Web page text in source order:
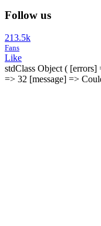
Follow us
213.5k
Fans
Like
stdClass Object (
=> 32 [message] =>